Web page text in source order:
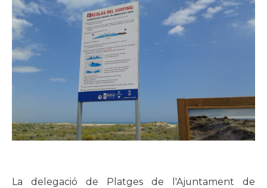
La delegació de Platges de l'Ajuntament de